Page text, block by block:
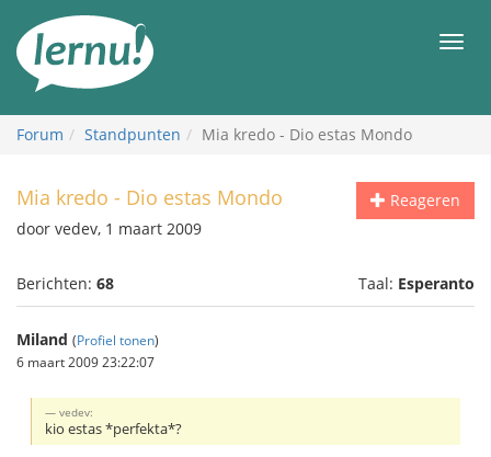
inhoud
Forum Standpunten Mia kredo - Dio estas Mondo
Reageren
Mia kredo - Dio estas Mondo
door vedev, 1 maart 2009
Berichten: 68 Taal: Esperanto
Miland (Profiel tonen)
6 maart 2009 23:22:07
vedev:
kio estas *perfekta*?